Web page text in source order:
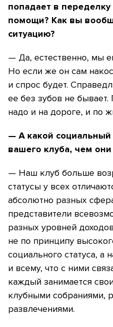
попадает в
помощи? Как вы
ситуацию?
— Да, естественно, мы
Но если же он сам
и спрос будет.
ее без зубов не
надо и на дороге, и по
— А какой социальный
вашего клуба, чем
— Наш клуб больше
статусы у всех
абсолютно разных
представители
разных уровней
не по принципу
социального статуса,
и всему, что с ними
каждый занимается
клубными собраниями,
развлечениями.